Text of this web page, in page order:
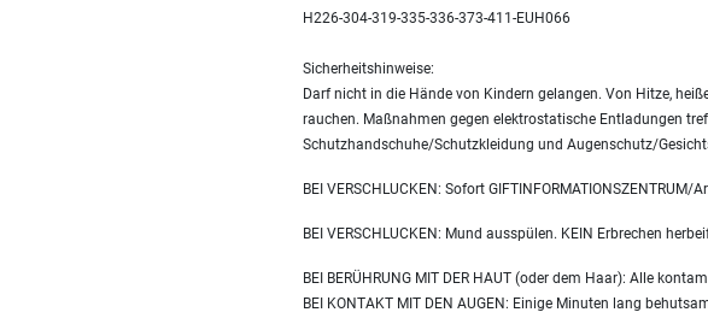
H226-304-319-335-336-373-411-EUH066
Sicherheitshinweise:
Darf nicht in die Hände von Kindern gelangen. Von Hitze,
rauchen. Maßnahmen gegen elektrostatische Entladungen
Schutzhandschuhe/Schutzkleidung und Augenschutz/
BEI VERSCHLUCKEN: Sofort GIFTINFORMATIONSZENTRUM/
BEI VERSCHLUCKEN: Mund ausspülen. KEIN Erbrechen
BEI BERÜHRUNG MIT DER HAUT (oder dem Haar): Alle
BEI KONTAKT MIT DEN AUGEN: Einige Minuten lang